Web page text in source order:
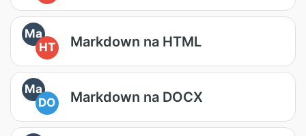
Ma
HT
Markdown na HTML
Ma
DO
Markdown na DOCX